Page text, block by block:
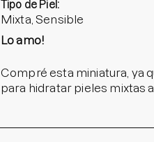
Tipo de Piel:
Mixta, Sensible
Lo amo!
Compré esta miniatura, ya
para hidratar pieles mixtas